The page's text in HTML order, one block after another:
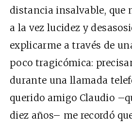
distancia insalvable, que
a la vez lucidez y
explicarme a través de
poco tragicómica:
durante una llamada
querido amigo Claudio
diez años– me recordó